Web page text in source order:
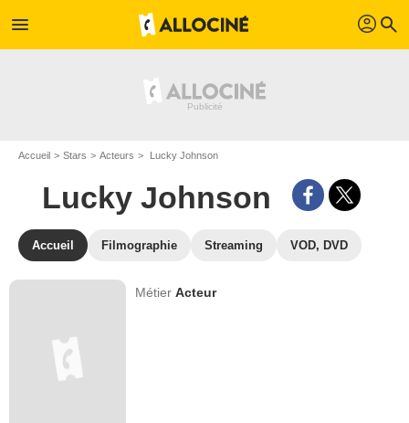
menu profil search
Accueil Stars Acteurs Lucky Johnson
Lucky Johnson
Accueil Filmographie Streaming VOD, DVD
MétierActeur